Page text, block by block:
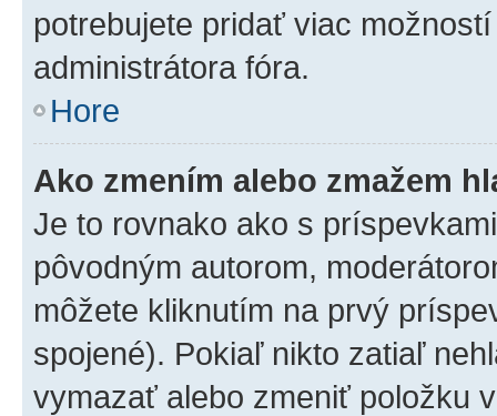
potrebujete pridať viac
administrátora fóra.
Hore
Ako zmením alebo zmažem
Je to rovnako ako s
pôvodným autorom,
môžete kliknutím na prvý
spojené). Pokiaľ nikto zatiaľ
vymazať alebo zmeniť položku